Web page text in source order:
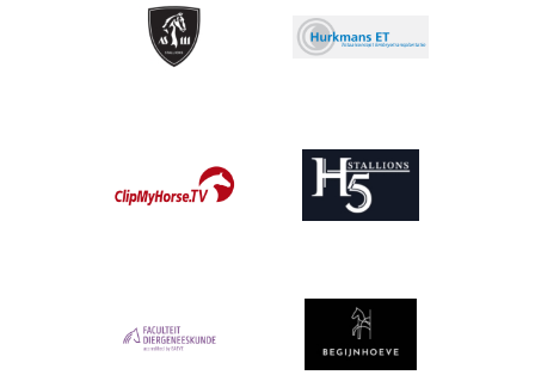
Afbeelding
Afbeelding
Afbeelding
Afbeelding Afbeelding